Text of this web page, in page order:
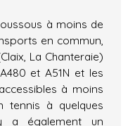
à moins de
en commun,
La Chanteraie)
et A51N et les
à moins
tennis à quelques
a également un